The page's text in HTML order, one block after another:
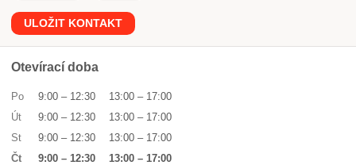
ULOŽIT KONTAKT
Otevírací doba
Po 9:00 – 12:30 13:00 – 17:00
Út
9:00 – 12:30 13:00 – 17:00
St
9:00 – 12:30 13:00 – 17:00
Čt
9:00 – 12:30 13:00 – 17:00